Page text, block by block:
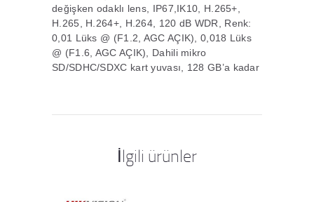
değişken odaklı lens, IP67,IK10, H.265+,
H.265, H.264+, H.264, 120 dB WDR, Renk:
0,01 Lüks @ (F1.2, AGC AÇIK), 0,018 Lüks
@ (F1.6, AGC AÇIK), Dahili mikro
SD/SDHC/SDXC kart yuvası, 128 GB’a kadar
İlgili ürünler